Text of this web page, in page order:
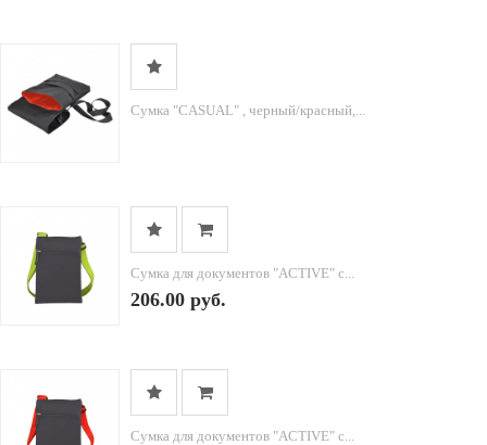
Cумка "CASUAL" , черный/красный,...
Сумка для документов "ACTIVE" с...
206.00 руб.
Сумка для документов "ACTIVE" с...